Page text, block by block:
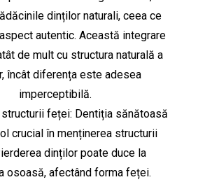
dinților naturali, ceea ce
autentic. Această integrare
de mult cu structura naturală a
încât diferența este adesea
imperceptibilă.
feței: Dentiția sănătoasă
crucial în menținerea structurii
dinților poate duce la
osoasă, afectând forma feței.